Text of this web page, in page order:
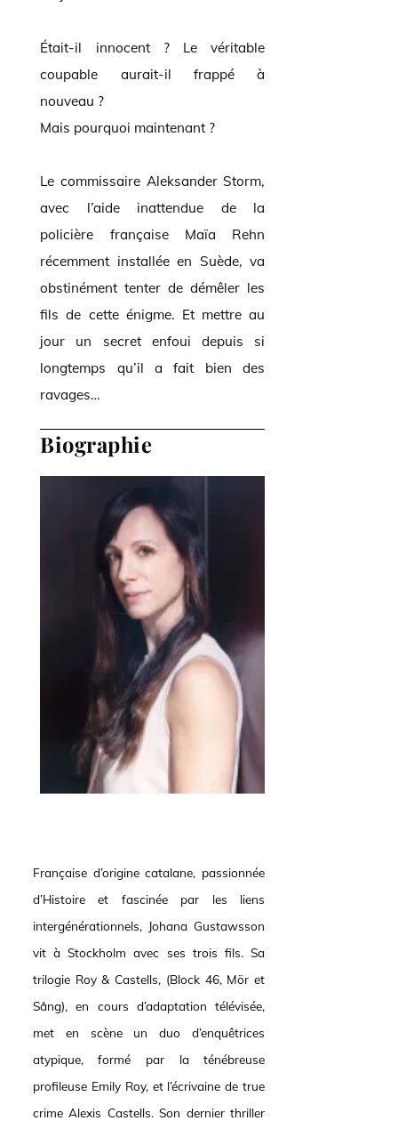
Était-il innocent ? Le véritable
coupable aurait-il frappé à
nouveau ?
Mais pourquoi maintenant ?
Le commissaire Aleksander Storm,
avec l’aide inattendue de la
policière française Maïa Rehn
récemment installée en Suède, va
obstinément tenter de démêler les
fils de cette énigme. Et mettre au
jour un secret enfoui depuis si
longtemps qu’il a fait bien des
ravages…
Biographie
Française d’origine catalane, passionnée
d’Histoire et fascinée par les liens
intergénérationnels, Johana Gustawsson
vit à Stockholm avec ses trois fils. Sa
trilogie Roy & Castells, (Block 46, Mör et
Sång), en cours d’adaptation télévisée,
met en scène un duo d’enquêtrices
atypique, formé par la ténébreuse
profileuse Emily Roy, et l’écrivaine de true
crime Alexis Castells. Son dernier thriller